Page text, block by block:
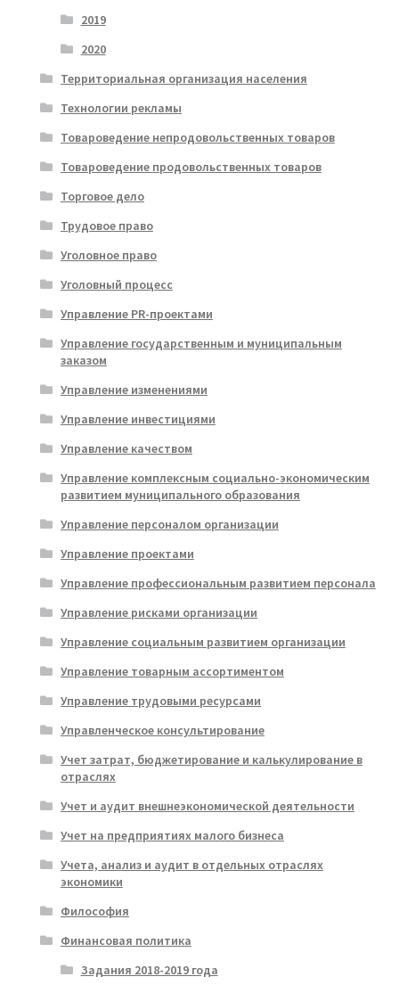
2019
2020
Территориальная организация населения
Технологии рекламы
Товароведение непродовольственных товаров
Товароведение продовольственных товаров
Торговое дело
Трудовое право
Уголовное право
Уголовный процесс
Управление PR-проектами
Управление государственным и муниципальным
заказом
Управление изменениями
Управление инвестициями
Управление качеством
Управление комплексным социально-экономическим
развитием муниципального образования
Управление персоналом организации
Управление проектами
Управление профессиональным развитием персонала
Управление рисками организации
Управление социальным развитием организации
Управление товарным ассортиментом
Управление трудовыми ресурсами
Управленческое консультирование
Учет затрат, бюджетирование и калькулирование в
отраслях
Учет и аудит внешнеэкономической деятельности
Учет на предприятиях малого бизнеса
Учета, анализ и аудит в отдельных отраслях
экономики
Философия
Финансовая политика
Задания 2018-2019 года